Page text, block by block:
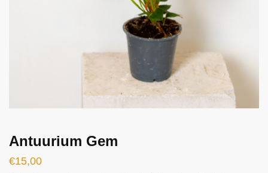
Antuurium Gem
€15,00